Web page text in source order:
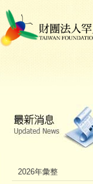
2026年彙整